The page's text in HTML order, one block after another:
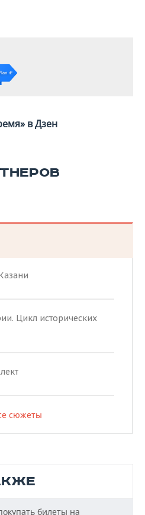
в Дзен
Цикл исторических
сюжеты
билеты на